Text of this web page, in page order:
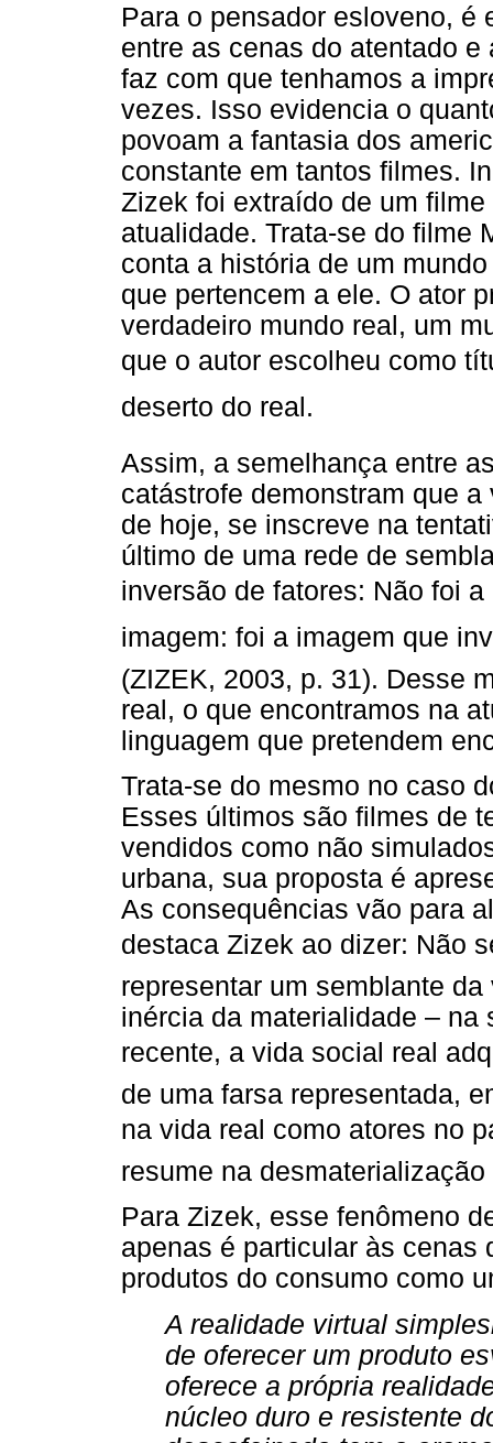
Para o pensador esloveno, é
entre as cenas do atentado
faz com que tenhamos a
vezes. Isso evidencia o
povoam a fantasia dos
constante em tantos filmes.
Zizek foi extraído de um
atualidade. Trata-se do filme
conta a história de um
que pertencem a ele. O ator
verdadeiro mundo real, um
que o autor escolheu como
deserto do real.
Assim, a semelhança entre
catástrofe demonstram que
de hoje, se inscreve na
último de uma rede de
inversão de fatores: Não foi
imagem: foi a imagem que
(ZIZEK, 2003, p. 31). Desse
real, o que encontramos na
linguagem que pretendem
Trata-se do mesmo no caso
Esses últimos são filmes de
vendidos como não
urbana, sua proposta é
As consequências vão para
destaca Zizek ao dizer: Não
representar um semblante
inércia da materialidade –
recente, a vida social real
de uma farsa representada,
na vida real como atores no
resume na
Para Zizek, esse fenômeno
apenas é particular às cenas
produtos do consumo como
A realidade virtual
de oferecer um produto
oferece a própria
núcleo duro e resistente